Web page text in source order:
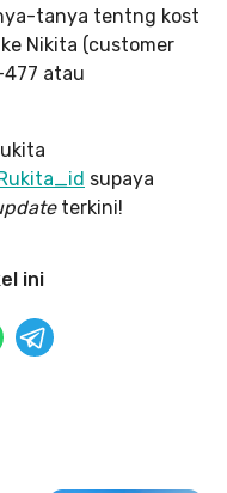
tanya tentng kost
Nikita (customer
477 atau
supaya
terkini!
ini